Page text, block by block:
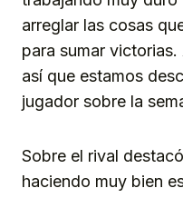
arreglar las cosas
para sumar
así que estamos
jugador sobre la
Sobre el rival
haciendo muy bien